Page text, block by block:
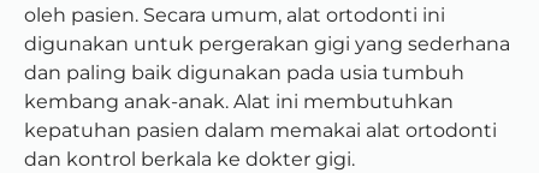
oleh pasien. Secara umum, alat ortodonti ini
digunakan untuk pergerakan gigi yang sederhana
dan paling baik digunakan pada usia tumbuh
kembang anak-anak. Alat ini membutuhkan
kepatuhan pasien dalam memakai alat ortodonti
dan kontrol berkala ke dokter gigi.